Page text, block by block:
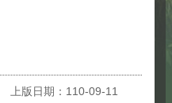
上版日期：110-09-11